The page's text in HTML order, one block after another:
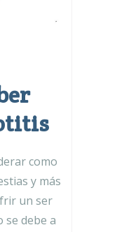
como
y más
un ser
se debe a